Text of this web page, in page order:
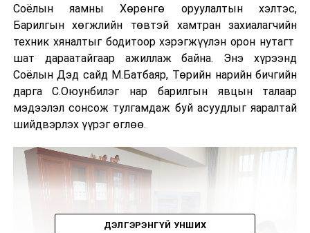
Соёлын яамны Хөрөнгө оруулалтын хэлтэс,
Барилгын хөгжлийн төвтэй хамтран захиалагчийн
техник хяналтыг бодитоор хэрэгжүүлэн орон нутагт
шат дараатайгаар ажиллаж байна. Энэ хүрээнд
Соёлын Дэд сайд М.Батбаяр, Төрийн нарийн бичгийн
дарга С.Оюунбилэг нар барилгын явцын талаар
мэдээлэл сонсож тулгамдаж буй асуудлыг яаралтай
шийдвэрлэх үүрэг өглөө.
ДЭЛГЭРЭНГҮЙ УНШИХ